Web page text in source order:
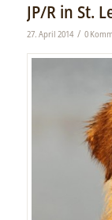
JP/R in St.
27. April 2014 / 0